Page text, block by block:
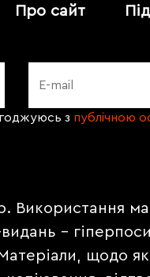
Про сайт
з публічною
Використання
видань -
щодо